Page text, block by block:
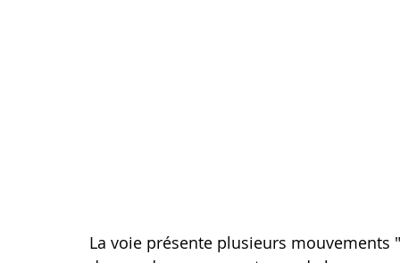
La voie présente plusieurs mouvements